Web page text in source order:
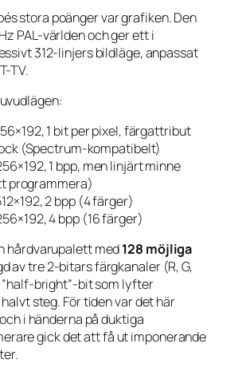
stora poänger var grafiken. Den
PAL-världen och ger ett i
312-linjers bildläge, anpassat
TV.
1 bit per pixel, färgattribut
(Spectrum-kompatibelt)
1 bpp, men linjärt minne
programmera)
2 bpp (4 färger)
4 bpp (16 färger)
hårdvarupalett med128 möjliga
av tre 2-bitars färgkanaler (R, G,
”half-bright”-bit som lyfter
steg. För tiden var det här
i händerna på duktiga
gick det att få ut imponerande